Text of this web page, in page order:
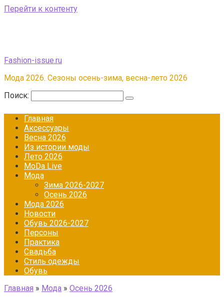
Перейти к контенту
Fashion-issue.ru
Мода 2026. Сезоны осень-зима, весна-лето 2026
Поиск:
Главная
Аксессуары
Весна 2026
Из истории моды
Лето 2026
МоDа Live
Мода
Зима 2026-2027
Осень 2026
Мода 2026
Новости
Обувь 2026-2027
Персоны
Практика
Свадьба
Стиль одежды
Обувь
Главная » Мода » Осень 2026